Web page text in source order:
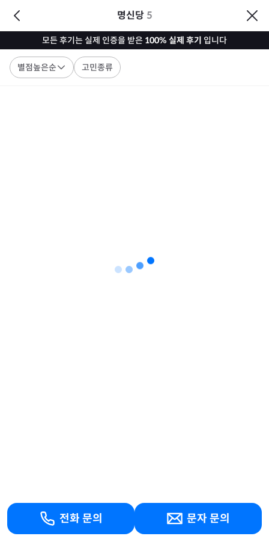
명신당 5
모든 후기는 실제 인증을 받은 100% 실제 후기 입니다
별점높은순 고민종류
전화 문의 문자 문의